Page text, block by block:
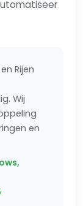
Rijen
Wij
en